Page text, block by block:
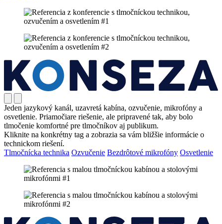
Jeden jazykový kanál, uzavretá kabína, ozvučenie, mikrofóny a
osvetlenie. Priamočiare riešenie, ale pripravené tak, aby bolo
tlmočenie komfortné pre tlmočníkov aj publikum.
Kliknite na konkrétny tag a zobrazia sa vám bližšie informácie o
technickom riešení.
Tlmočnícka technika Ozvučenie Bezdrôtové mikrofóny Osvetlenie